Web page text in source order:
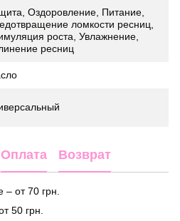
Оздоровление, Питание,
ломкости ресниц,
роста, Увлажнение,
ресниц
Оплата Возврат
от 70 грн.
50 грн.